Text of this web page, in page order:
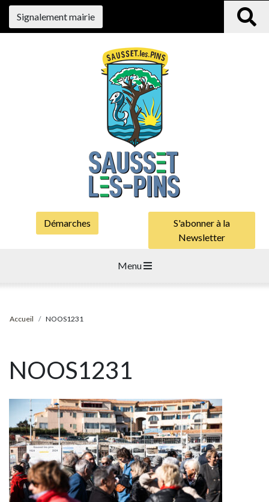
Signalement mairie
Démarches
S'abonner à la
Newsletter
Menu
Accueil NOOS1231
NOOS1231